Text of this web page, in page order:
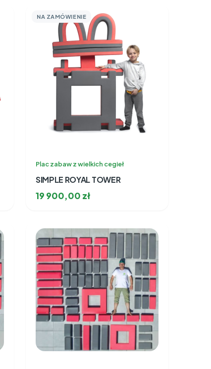
NA ZAMÓWIENIE
Plac zabaw z wielkich cegieł
SIMPLE ROYAL TOWER
19 900,00 zł